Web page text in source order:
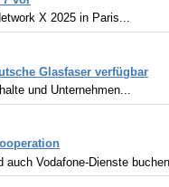
X 2025 in Paris...
Glasfaser verfügbar
und Unternehmen...
auch Vodafone-Dienste